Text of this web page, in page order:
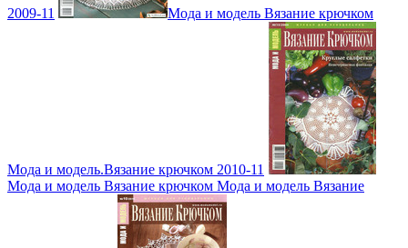
2009-11 Мода и модель Вязание крючком
Мода и модель.Вязание крючком 2010-11
Мода и модель Вязание крючком Мода и модель Вязание